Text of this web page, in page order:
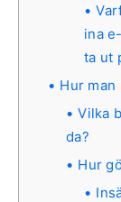
ina
ta ut
Hur
Vilka
da?
Hur